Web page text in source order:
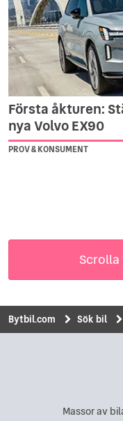
Första åkturen:
nya Volvo EX90
PROV & KONSUMENT
Bytbil.com Sök bil
Massor av